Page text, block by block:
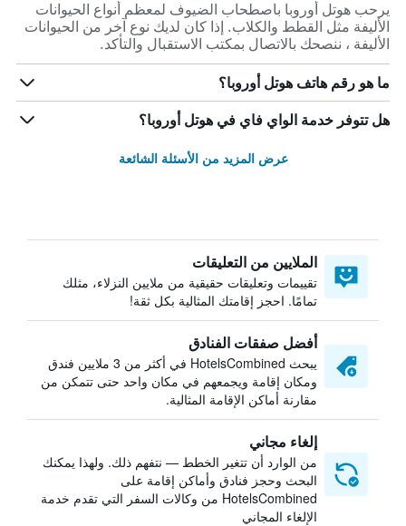
يرحب هوتل أوروبا باصطحاب الضيوف لمعظم أنواع الحيوانات
الأليفة مثل القطط والكلاب. إذا كان لديك نوع آخر من الحيوانات
الأليفة ، ننصحك بالاتصال بمكتب الاستقبال والتأكد.
ما هو رقم هاتف هوتل أوروبا؟
هل تتوفر خدمة الواي فاي في هوتل أوروبا؟
عرض المزيد من الأسئلة الشائعة
الملايين من التعليقات
تقييمات وتعليقات حقيقية من ملايين النزلاء، مثلك
تمامًا. احجز إقامتك المثالية بكل ثقة!
أفضل صفقات الفنادق
يبحث HotelsCombined في أكثر من 3 ملايين فندق
ومكان إقامة ويجمعهم في مكان واحد حتى تتمكن من
مقارنة أماكن الإقامة المثالية.
إلغاء مجاني
من الوارد أن تتغير الخطط — نتفهم ذلك. ولهذا يمكنك
البحث وحجز فنادق وأماكن إقامة على
HotelsCombined من وكالات السفر التي تقدم خدمة
الإلغاء المجاني